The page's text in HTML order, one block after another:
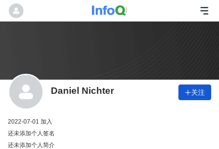
Daniel Nichter 关注
2022-07-01 加入
还未添加个人签名
还未添加个人简介